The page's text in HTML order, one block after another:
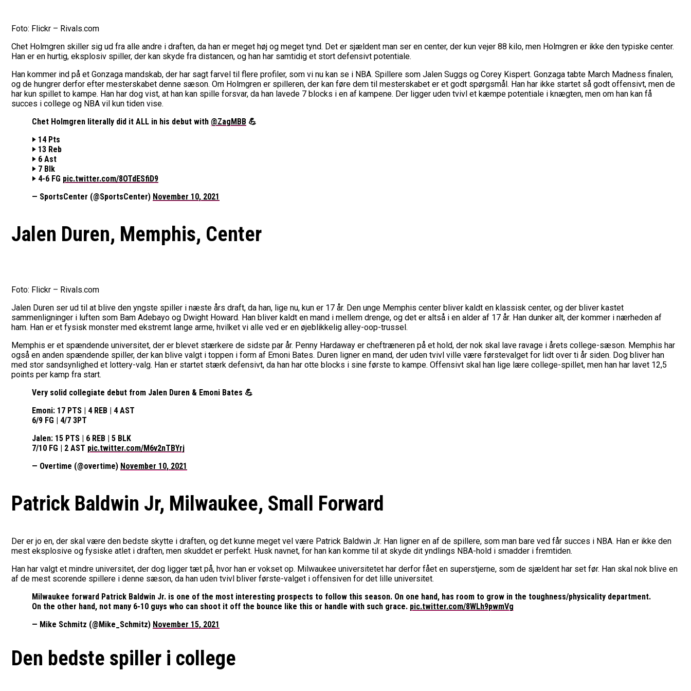
Foto: Flickr – Rivals.com
Chet Holmgren skiller sig ud fra alle andre i draften, da han er meget høj og meget tynd. Det er sjældent man ser en center, der kun vejer 88 kilo, men Holmgren er ikke den typiske center.
Han er en hurtig, eksplosiv spiller, der kan skyde fra distancen, og han har samtidig et stort defensivt potentiale.
Han kommer ind på et Gonzaga mandskab, der har sagt farvel til flere profiler, som vi nu kan se i NBA. Spillere som Jalen Suggs og Corey Kispert. Gonzaga tabte March Madness finalen,
og de hungrer derfor efter mesterskabet denne sæson. Om Holmgren er spilleren, der kan føre dem til mesterskabet er et godt spørgsmål. Han har ikke startet så godt offensivt, men de
har kun spillet to kampe. Han har dog vist, at han kan spille forsvar, da han lavede 7 blocks i en af kampene. Der ligger uden tvivl et kæmpe potentiale i knægten, men om han kan få
succes i college og NBA vil kun tiden vise.
Chet Holmgren literally did it ALL in his debut with @ZagMBB 💪
‣ 14 Pts
‣ 13 Reb
‣ 6 Ast
‣ 7 Blk
‣ 4-6 FG pic.twitter.com/8OTdESfiD9
— SportsCenter (@SportsCenter) November 10, 2021
Jalen Duren, Memphis, Center
Foto: Flickr – Rivals.com
Jalen Duren ser ud til at blive den yngste spiller i næste års draft, da han, lige nu, kun er 17 år. Den unge Memphis center bliver kaldt en klassisk center, og der bliver kastet
sammenligninger i luften som Bam Adebayo og Dwight Howard. Han bliver kaldt en mand i mellem drenge, og det er altså i en alder af 17 år. Han dunker alt, der kommer i nærheden af
ham. Han er et fysisk monster med ekstremt lange arme, hvilket vi alle ved er en øjeblikkelig alley-oop-trussel.
Memphis er et spændende universitet, der er blevet stærkere de sidste par år. Penny Hardaway er cheftræneren på et hold, der nok skal lave ravage i årets college-sæson. Memphis har
også en anden spændende spiller, der kan blive valgt i toppen i form af Emoni Bates. Duren ligner en mand, der uden tvivl ville være førstevalget for lidt over ti år siden. Dog bliver han
med stor sandsynlighed et lottery-valg. Han er startet stærk defensivt, da han har otte blocks i sine første to kampe. Offensivt skal han lige lære college-spillet, men han har lavet 12,5
points per kamp fra start.
Very solid collegiate debut from Jalen Duren & Emoni Bates 💪
Emoni: 17 PTS | 4 REB | 4 AST
6/9 FG | 4/7 3PT
Jalen: 15 PTS | 6 REB | 5 BLK
7/10 FG | 2 AST pic.twitter.com/M6v2nTBYrj
— Overtime (@overtime) November 10, 2021
Patrick Baldwin Jr, Milwaukee, Small Forward
Der er jo en, der skal være den bedste skytte i draften, og det kunne meget vel være Patrick Baldwin Jr. Han ligner en af de spillere, som man bare ved får succes i NBA. Han er ikke den
mest eksplosive og fysiske atlet i draften, men skuddet er perfekt. Husk navnet, for han kan komme til at skyde dit yndlings NBA-hold i smadder i fremtiden.
Han har valgt et mindre universitet, der dog ligger tæt på, hvor han er vokset op. Milwaukee universitetet har derfor fået en superstjerne, som de sjældent har set før. Han skal nok blive en
af de mest scorende spillere i denne sæson, da han uden tvivl bliver første-valget i offensiven for det lille universitet.
Milwaukee forward Patrick Baldwin Jr. is one of the most interesting prospects to follow this season. On one hand, has room to grow in the toughness/physicality department.
On the other hand, not many 6-10 guys who can shoot it off the bounce like this or handle with such grace. pic.twitter.com/8WLh9pwmVg
— Mike Schmitz (@Mike_Schmitz) November 15, 2021
Den bedste spiller i college